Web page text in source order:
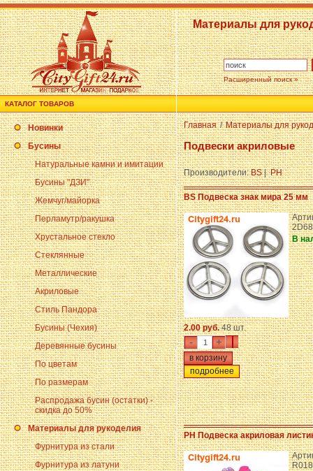
Материалы для
Расширенный поиск »
КАТАЛОГ ТОВАРОВ
Новинки
Бусины
Натуральные камни и имитации
Бусины "ДЗИ"
Жемчуг/майорка
Перламутр/ракушка
Хрустальное стекло
Стеклянные
Металлические
Акриловые
Стиль Пандора
Бусины (Чехия)
Деревянные бусины
По цветам
По размерам
Распродажа бусин (остатки) -
скидка до 50%
Материалы для рукоделия
Фурнитура из стали
Фурнитура из латуни
Главная / Материалы для
Подвески акриловые
Производители:BS| PH
BS Подвеска знак мира 25 мм
В
2.00 руб.48 шт.
- +
подробнее
PH Подвеска акриловая